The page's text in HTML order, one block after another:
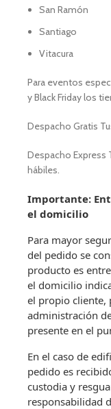
San Ramón
Santiago
Vitacura
Para eventos
y Black Friday los
Despacho Gratis
Despacho Express
hábiles.
Importante:
el domicilio
Para mayor
del pedido se
producto es
el domicilio
el propio cliente,
administración
presente en el
En el caso de
pedido es
custodia y
responsabilidad